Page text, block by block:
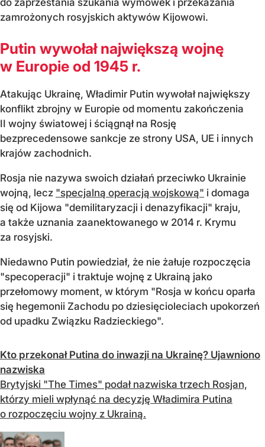
do zaprzestania szukania wymówek i przekazania
zamrożonych rosyjskich aktywów Kijowowi.
Putin wywołał największą wojnę
w Europie od 1945 r.
Atakując Ukrainę, Władimir Putin wywołał największy
konflikt zbrojny w Europie od momentu zakończenia
II wojny światowej i ściągnął na Rosję
bezprecedensowe sankcje ze strony USA, UE i innych
krajów zachodnich.
Rosja nie nazywa swoich działań przeciwko Ukrainie
wojną, lecz "specjalną operacją wojskową" i domaga
się od Kijowa "demilitaryzacji i denazyfikacji" kraju,
a także uznania zaanektowanego w 2014 r. Krymu
za rosyjski.
Niedawno Putin powiedział, że nie żałuje rozpoczęcia
"specoperacji" i traktuje wojnę z Ukrainą jako
przełomowy moment, w którym "Rosja w końcu oparła
się hegemonii Zachodu po dziesięcioleciach upokorzeń
od upadku Związku Radzieckiego".
Kto przekonał Putina do inwazji na Ukrainę? Ujawniono
nazwiska
Brytyjski "The Times" podał nazwiska trzech Rosjan,
którzy mieli wpłynąć na decyzję Władimira Putina
o rozpoczęciu wojny z Ukrainą.